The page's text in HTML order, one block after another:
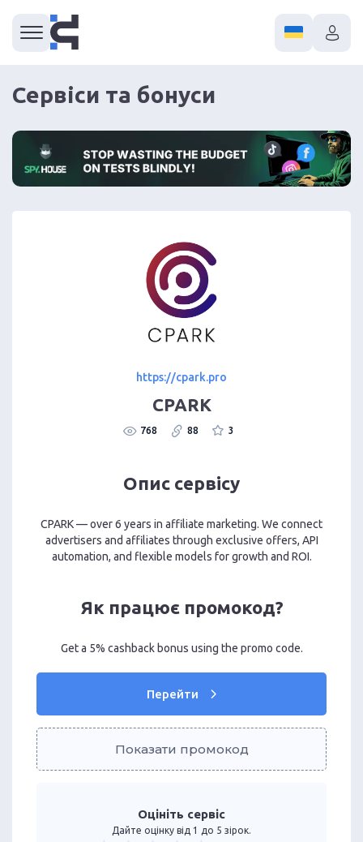
Сервіси та бонуси
https://cpark.pro
CPARK
768 88 3
Опис сервісу
CPARK — over 6 years in affiliate marketing. We connect
advertisers and affiliates through exclusive offers, API
automation, and flexible models for growth and ROI.
Як працює промокод?
Get a 5% cashback bonus using the promo code.
Перейти
Показати промокод
Оцініть сервіс
Дайте оцінку від 1 до 5 зірок.